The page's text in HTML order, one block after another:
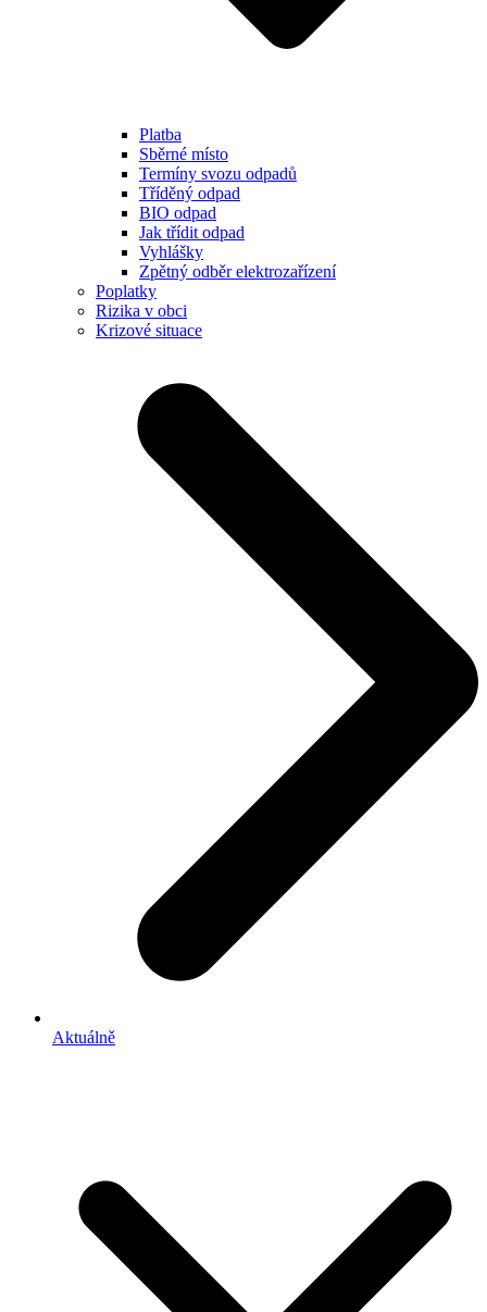
Platba
Sběrné místo
Termíny svozu odpadů
Tříděný odpad
BIO odpad
Jak třídit odpad
Vyhlášky
Zpětný odběr elektrozařízení
Poplatky
Rizika v obci
Krizové situace
Aktuálně